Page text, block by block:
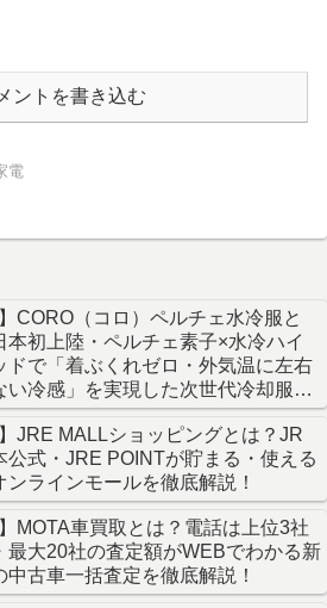
ントを書き込む
電
】CORO（コロ）ペルチェ水冷服と
本初上陸・ペルチェ素子×水冷ハイ
ドで「着ぶくれゼロ・外気温に左右
い冷感」を実現した次世代冷却服を
説！
】JRE MALLショッピングとは？JR
公式・JRE POINTが貯まる・使える
ンラインモールを徹底解説！
】MOTA車買取とは？電話は上位3社
最大20社の査定額がWEBでわかる新
中古車一括査定を徹底解説！